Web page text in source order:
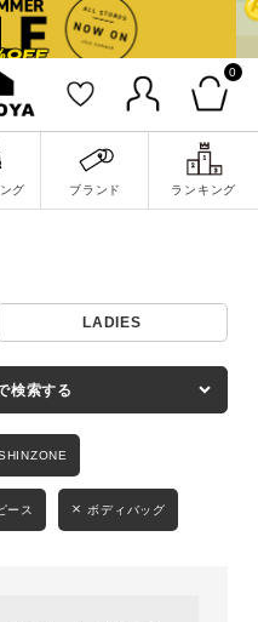
0
グ ブランド ランキング
検索
LADIES
検索する
ース ボディバッグ